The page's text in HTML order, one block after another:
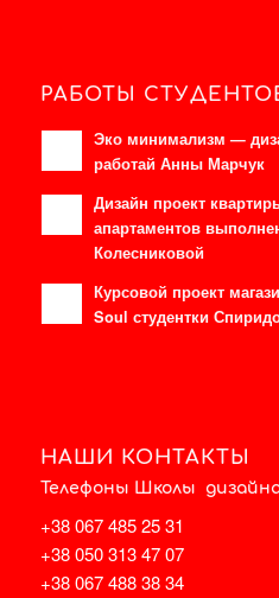
РАБОТЫ
Эко минимализм —
работай Анны Марчук
Дизайн проект
апартаментов
Колесниковой
Курсовой проект
Soul студентки
НАШИ КОНТАКТЫ
Телефоны Школы
+38 067 485 25 31
+38 050 313 47 07
+38 067 488 38 34